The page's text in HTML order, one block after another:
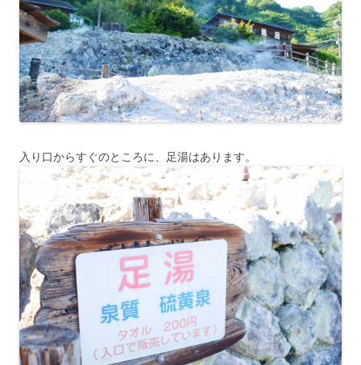
入り口からすぐのところに、足湯はあります。